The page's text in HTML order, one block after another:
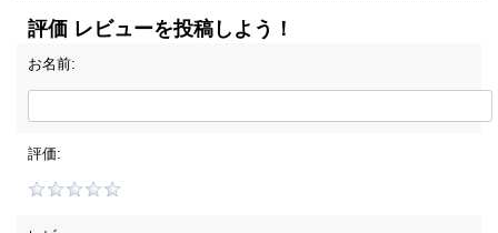
評価 レビューを投稿しよう！
お名前:
評価: